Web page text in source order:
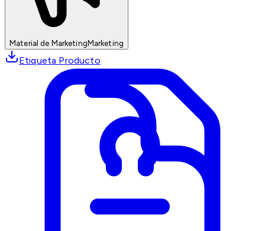
Material de MarketingMarketing
Etiqueta Producto